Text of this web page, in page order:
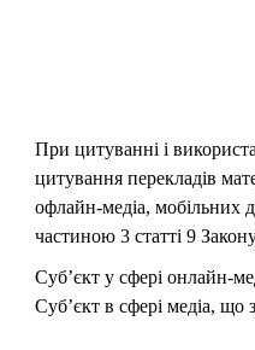
При цитуванні і
цитування перекладів
офлайн-медіа, мобільних
частиною 3 статті 9
Суб’єкт у сфері онлайн-
Суб’єкт в сфері медіа, що